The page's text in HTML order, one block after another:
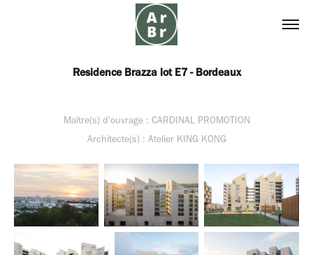
Residence Brazza lot E7 - Bordeaux
Maître(s) d'ouvrage : CARDINAL PROMOTION
Architecte(s) : Atelier KING KONG